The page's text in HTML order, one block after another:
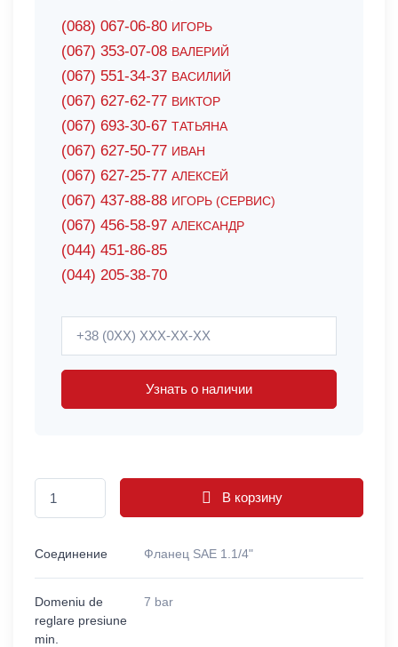
(068) 067-06-80 ИГОРЬ
(067) 353-07-08 ВАЛЕРИЙ
(067) 551-34-37 ВАСИЛИЙ
(067) 627-62-77 ВИКТОР
(067) 693-30-67 ТАТЬЯНА
(067) 627-50-77 ИВАН
(067) 627-25-77 АЛЕКСЕЙ
(067) 437-88-88 ИГОРЬ (СЕРВИС)
(067) 456-58-97 АЛЕКСАНДР
(044) 451-86-85
(044) 205-38-70
Узнать о наличии
В корзину
Соединение Фланец SAE 1.1/4"
Domeniu de
reglare presiune
min.
7 bar